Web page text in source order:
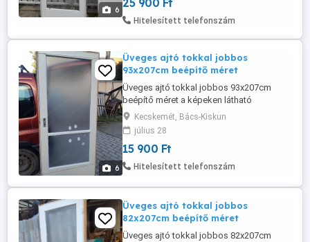
6 25 900 Ft
Hitelesített telefonszám
6
Üveges ajtó tokkal jobbos
93x207cm beépítő méret
Üveges ajtó tokkal jobbos 93x207cm
beépítő méret a képeken látható
állapotban eladó. Ajtólap 87x202cm,
küszöb nélkül. Az bal ajtó félfa középen
megrepedt (fotóztam) a zárnyelv fogadó
résznél, beépítve és rögzítve nincs
jelentősége, mert a terhelés a zsanér
...
Kecskemét, Bács-Kiskun
július 28
15 900 Ft
Hitelesített telefonszám
Üveges ajtó tokkal jobbos
82x207cm beépítő méret
Üveges ajtó tokkal jobbos 82x207cm